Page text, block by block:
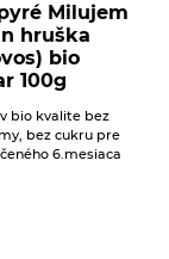
Milujem
hruška
bio
100g
bio kvalite bez
bez cukru pre
6.mesiaca